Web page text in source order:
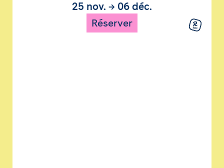
25 nov. → 06 déc.
Réserver